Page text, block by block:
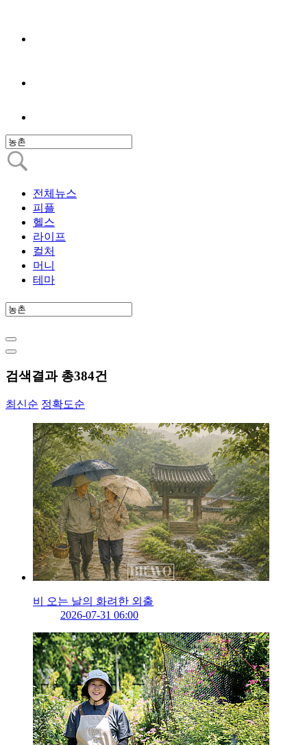
전체뉴스
피플
헬스
라이프
컬처
머니
테마
검색결과 총384건
최신순 정확도순
비 오는 날의 화려한 외출
2026-07-31 06:00